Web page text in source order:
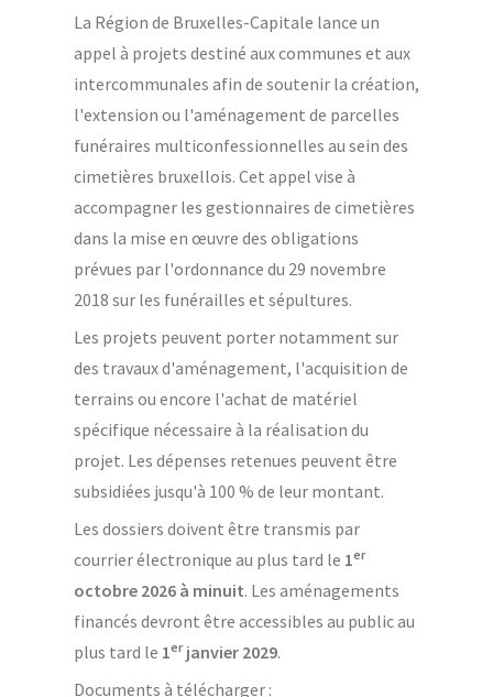
La Région de Bruxelles-Capitale lance un
appel à projets destiné aux communes et aux
intercommunales afin de soutenir la création,
l'extension ou l'aménagement de parcelles
funéraires multiconfessionnelles au sein des
cimetières bruxellois. Cet appel vise à
accompagner les gestionnaires de cimetières
dans la mise en œuvre des obligations
prévues par l'ordonnance du 29 novembre
2018 sur les funérailles et sépultures.
Les projets peuvent porter notamment sur
des travaux d'aménagement, l'acquisition de
terrains ou encore l'achat de matériel
spécifique nécessaire à la réalisation du
projet. Les dépenses retenues peuvent être
subsidiées jusqu'à 100 % de leur montant.
Les dossiers doivent être transmis par
courrier électronique au plus tard le 1er
octobre 2026 à minuit. Les aménagements
financés devront être accessibles au public au
plus tard le 1erjanvier 2029.
Documents à télécharger :